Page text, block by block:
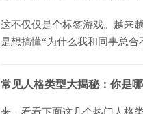
这不仅仅是个标签游戏。越来
是想搞懂“为什么我和同事总合
常见人格类型大揭秘：你是